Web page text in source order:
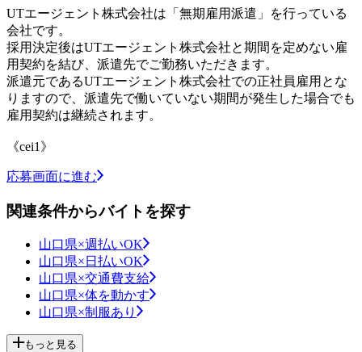
UTエージェント株式会社は「無期雇用派遣」を行っている
会社です。
採用決定後はUTエージェント株式会社と期間を定めない雇
用契約を結び、派遣先でご勤務いただきます。
派遣元であるUTエージェント株式会社での正社員雇用とな
りますので、派遣先で働いていない期間が発生した場合でも
雇用契約は継続されます。
《cei1》
応募画面に進む
関連条件からバイトを探す
山口県×週払いOK
山口県×日払いOK
山口県×交通費支給
山口県×体を動かす
山口県×制服あり
もっと見る